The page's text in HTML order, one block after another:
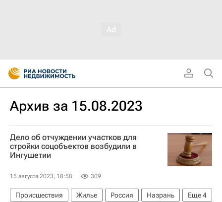
Архив за 15.08.2023
Дело об отчуждении участков для
стройки соцобъектов возбудили в
Ингушетии
15 августа 2023, 18:58 309
Еще4
Происшествия Жилье Россия
Назрань